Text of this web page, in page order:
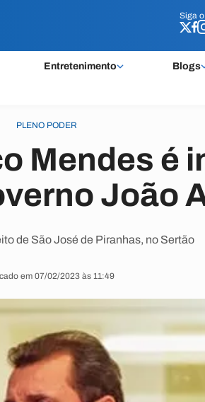
Siga
Entretenimento Blogs
Siga
PLENO PODER
Mendes é
João
de São José de Piranhas, no Sertão
em 07/02/2023 às 11:49